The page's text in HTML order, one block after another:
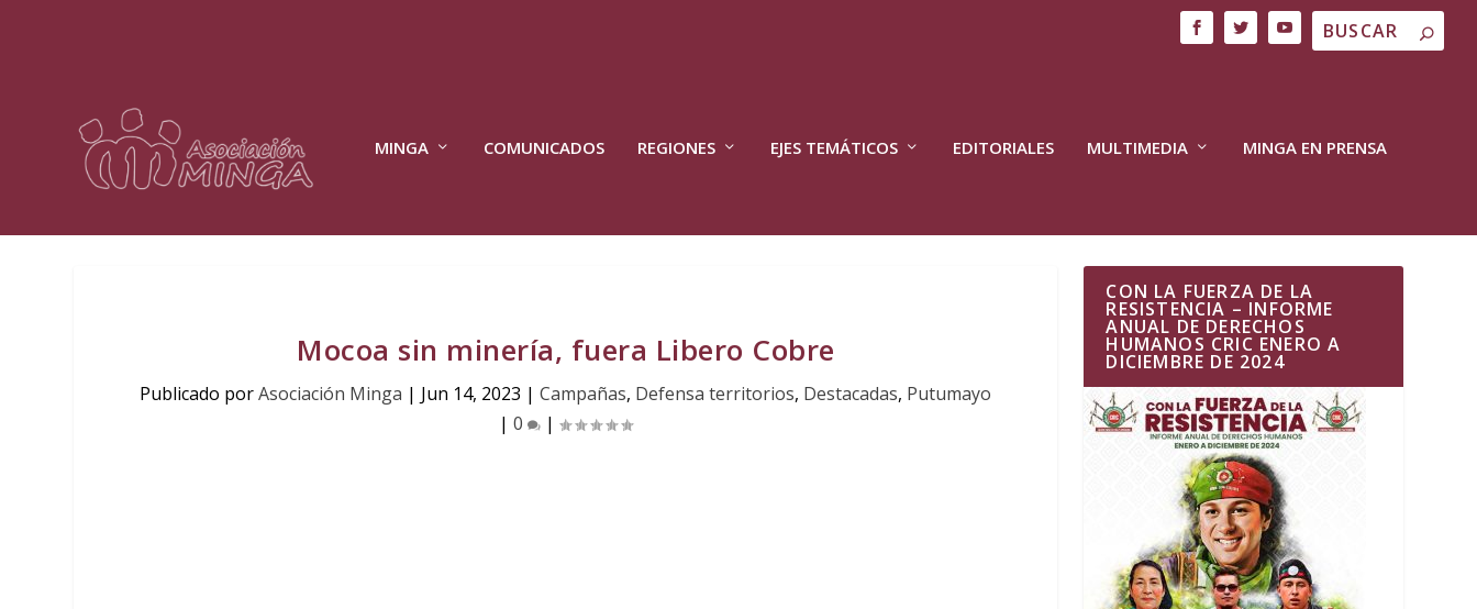
MINGA COMUNICADOS REGIONES EJES TEMÁTICOS EDITORIALES MULTIMEDIA MINGA EN PRENSA
Mocoa sin minería, fuera Libero Cobre
Publicado porAsociación Minga | Jun 14, 2023 |Campañas, Defensa territorios, Destacadas, Putumayo
|0 |
CON LA FUERZA DE LA
RESISTENCIA – INFORME
ANUAL DE DERECHOS
HUMANOS CRIC ENERO A
DICIEMBRE DE 2024